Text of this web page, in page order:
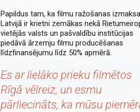
Papildus tam, ka filmu ražošanas
Latvijā ir krietni zemākas nekā
vietējās valsts un pašvaldību institūcijas
piedāvā ārzemju filmu producēšanas
līdzfinansējumu līdz 50% apmērā.
Es ar lielāko prieku filmētos
Rīgā vēlreiz, un esmu
pārliecināts, ka mūsu